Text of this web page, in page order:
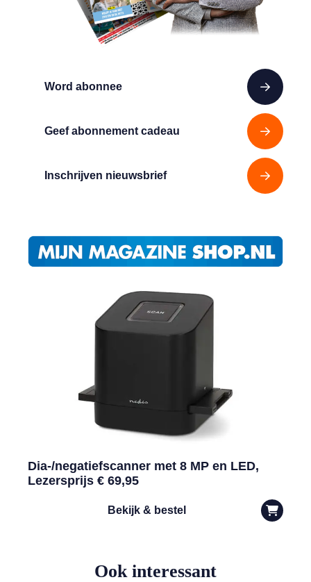
Word abonnee
Geef abonnement cadeau
Inschrijven nieuwsbrief
Dia-/negatiefscanner met 8 MP en LED,
Lezersprijs € 69,95
Bekijk & bestel
Ook interessant